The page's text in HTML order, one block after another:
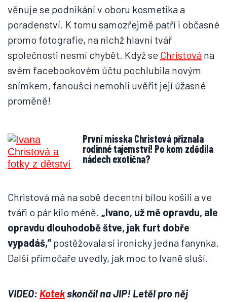
věnuje se podnikání v oboru kosmetika a
poradenství. K tomu samozřejmě patří i občasné
promo fotografie, na nichž hlavní tvář
společnosti nesmí chybět. Když se Christová na
svém facebookovém účtu pochlubila novým
snímkem, fanoušci nemohli uvěřit její úžasné
proměně!
První misska Christová přiznala
rodinné tajemství! Po kom zdědila
nádech exotična?
Christová má na sobě decentní bílou košili a ve
tváři o pár kilo méně. „Ivano, už mě opravdu, ale
opravdu dlouhodobě štve, jak furt dobře
vypadáš,“postěžovala si ironicky jedna fanynka.
Další přímočaře uvedly, jak moc to Ivaně sluší.
VIDEO: Kotekskončil na JIP! Letěl pro něj